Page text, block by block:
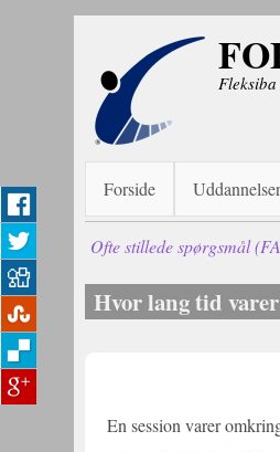
Forside
Ofte stillede spørgsmål
Hvor lang tid varer
En session varer